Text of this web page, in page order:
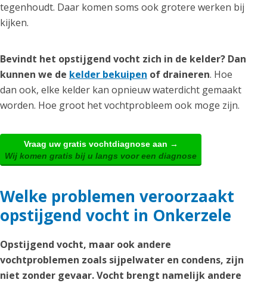
tegenhoudt. Daar komen soms ook grotere werken bij
kijken.
Bevindt het opstijgend vocht zich in de kelder? Dan
kunnen we de kelder bekuipen of draineren. Hoe
dan ook, elke kelder kan opnieuw waterdicht gemaakt
worden. Hoe groot het vochtprobleem ook moge zijn.
Vraag uw gratis vochtdiagnose aan →
Wij komen gratis bij u langs voor een diagnose
Welke problemen veroorzaakt
opstijgend vocht in Onkerzele
Opstijgend vocht, maar ook andere
vochtproblemen zoals sijpelwater en condens, zijn
niet zonder gevaar. Vocht brengt namelijk andere